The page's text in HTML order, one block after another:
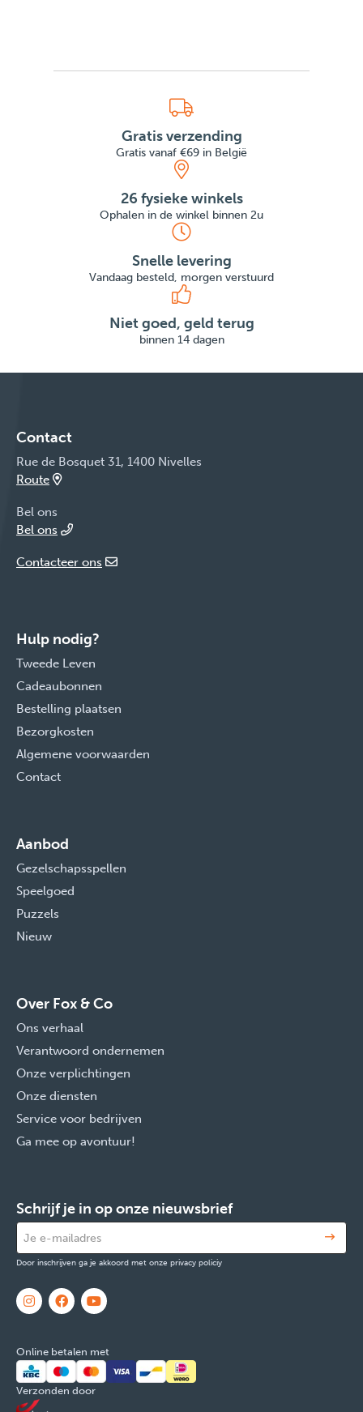
Gratis verzending
Gratis vanaf €69 in België
26 fysieke winkels
Ophalen in de winkel binnen 2u
Snelle levering
Vandaag besteld, morgen verstuurd
Niet goed, geld terug
binnen 14 dagen
Contact
Rue de Bosquet 31, 1400 Nivelles
Route
Bel ons
Bel ons
Contacteer ons
Hulp nodig?
Tweede Leven
Cadeaubonnen
Bestelling plaatsen
Bezorgkosten
Algemene voorwaarden
Contact
Aanbod
Gezelschapsspellen
Speelgoed
Puzzels
Nieuw
Over Fox & Co
Ons verhaal
Verantwoord ondernemen
Onze verplichtingen
Onze diensten
Service voor bedrijven
Ga mee op avontuur!
Schrijf je in op onze nieuwsbrief
Door inschrijven ga je akkoord met onze privacy policiy
Online betalen met
Verzonden door